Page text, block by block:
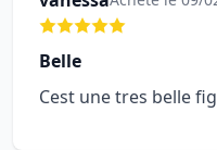
Belle
Cest une tres belle